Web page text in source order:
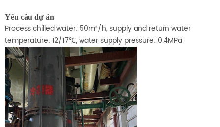
Yêu cầu dự án
Process chilled water: 50m³/h, supply and return water
temperature: 12/17℃, water supply pressure: 0.4MPa